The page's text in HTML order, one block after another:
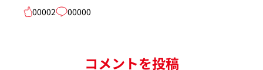
00002
00000
コメントを投稿